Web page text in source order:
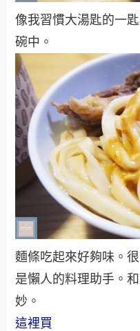
像我習慣大湯匙的一
碗中。
麵條吃起來好夠味。
是懶人的料理助手。
妙。
這裡買